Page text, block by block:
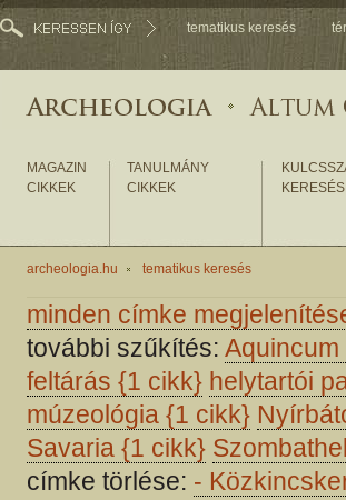
tematikus keresés
MAGAZIN
CIKKEK
TANULMÁNY
CIKKEK
KERESÉS
archeologia.hu tematikus keresés
minden címke
további szűkítés: Aquincum
feltárás {1 cikk} helytartói
múzeológia {1 cikk}
Savaria {1 cikk}
címke törlése: -